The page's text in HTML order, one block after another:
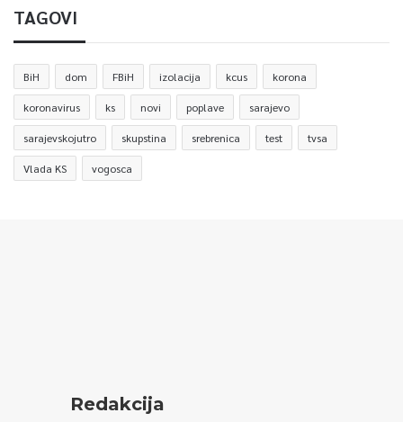
TAGOVI
BiH dom FBiH izolacija kcus korona
koronavirus ks novi poplave sarajevo
sarajevskojutro skupstina srebrenica test tvsa
Vlada KS vogosca
Redakcija